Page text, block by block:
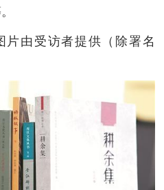
由受访者提供（除署名